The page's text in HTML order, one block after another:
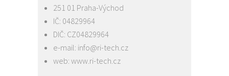
251 01 Praha-Východ
IČ: 04829964
DIČ: CZ04829964
e-mail: info@ri-tech.cz
web: www.ri-tech.cz